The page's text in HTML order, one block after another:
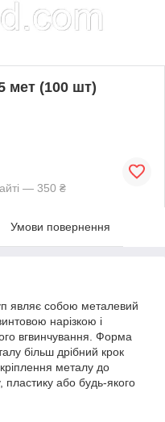
мет (100 шт)
— 350 ₴
Умови повернення
являє собою металевий
нарізкою і
вгвинчування. Форма
більш дрібний крок
металу до
або будь-якого